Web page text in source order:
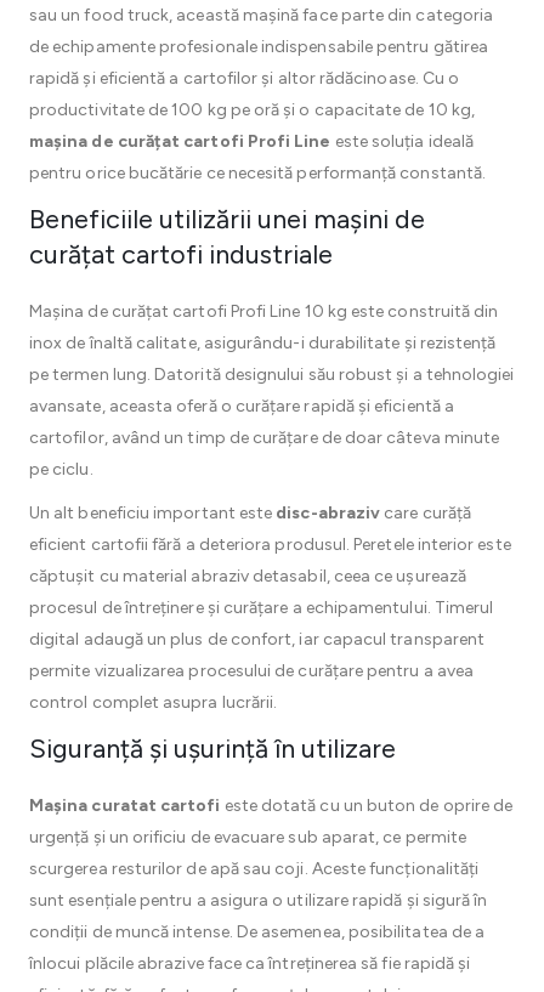
sau un food truck, această mașină face parte din categoria
de echipamente profesionale indispensabile pentru gătirea
rapidă și eficientă a cartofilor și altor rădăcinoase. Cu o
productivitate de 100 kg pe oră și o capacitate de 10 kg,
mașina de curățat cartofi Profi Line este soluția ideală
pentru orice bucătărie ce necesită performanță constantă.
Beneficiile utilizării unei mașini de
curățat cartofi industriale
Mașina de curățat cartofi Profi Line 10 kg este construită din
inox de înaltă calitate, asigurându-i durabilitate și rezistență
pe termen lung. Datorită designului său robust și a tehnologiei
avansate, aceasta oferă o curățare rapidă și eficientă a
cartofilor, având un timp de curățare de doar câteva minute
pe ciclu.
Un alt beneficiu important este disc-abraziv care curăță
eficient cartofii fără a deteriora produsul. Peretele interior este
căptușit cu material abraziv detasabil, ceea ce ușurează
procesul de întreținere și curățare a echipamentului. Timerul
digital adaugă un plus de confort, iar capacul transparent
permite vizualizarea procesului de curățare pentru a avea
control complet asupra lucrării.
Siguranță și ușurință în utilizare
Mașina curatat cartofi este dotată cu un buton de oprire de
urgență și un orificiu de evacuare sub aparat, ce permite
scurgerea resturilor de apă sau coji. Aceste funcționalități
sunt esențiale pentru a asigura o utilizare rapidă și sigură în
condiții de muncă intense. De asemenea, posibilitatea de a
înlocui plăcile abrazive face ca întreținerea să fie rapidă și